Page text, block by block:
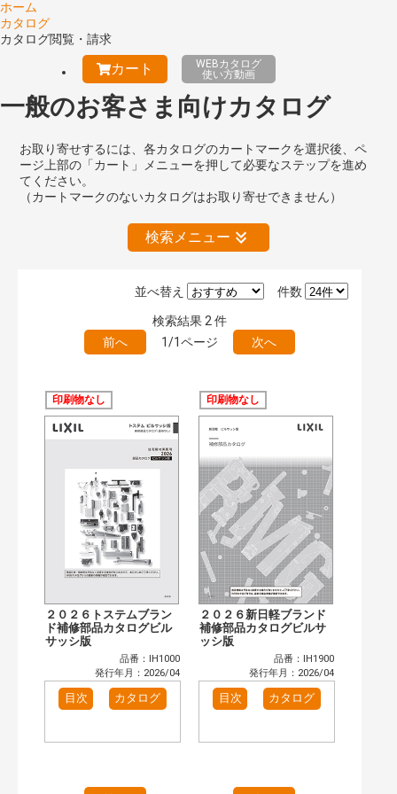
ホーム
カタログ
カタログ閲覧・請求
カート
WEBカタログ
使い方動画
一般のお客さま向けカタログ
お取り寄せするには、各カタログのカートマークを選択後、ペ
ージ上部の「カート」メニューを押して必要なステップを進め
てください。
（カートマークのないカタログはお取り寄せできません）
検索メニュー
絞り込みの解除
目次も検索
おすすめハッシュタグ
窓・シャッター（67）
玄関ドア・引戸（26）
インテリア建材（29）
エクステリア（66）
タイル建材（16）
キッチン（17）
浴室（22）
洗面化粧室（15）
トイレ（22）
小型電気温水器（2）
太陽光発電・屋根・外壁（64）
高性能住宅工法（33）
ビル・マンション・店舗（2）
その他（30）
発行年で検索
開始年:
終了年:
件数
並べ替え
検索結果 2 件
前へ
1/1ページ 次へ
印刷物なし
２０２６トステムブラン
ド補修部品カタログビル
サッシ版
品番：IH1000
発行年月：2026/04
目次 カタログ
印刷物なし
２０２６新日軽ブランド
補修部品カタログビルサ
ッシ版
品番：IH1900
発行年月：2026/04
目次 カタログ